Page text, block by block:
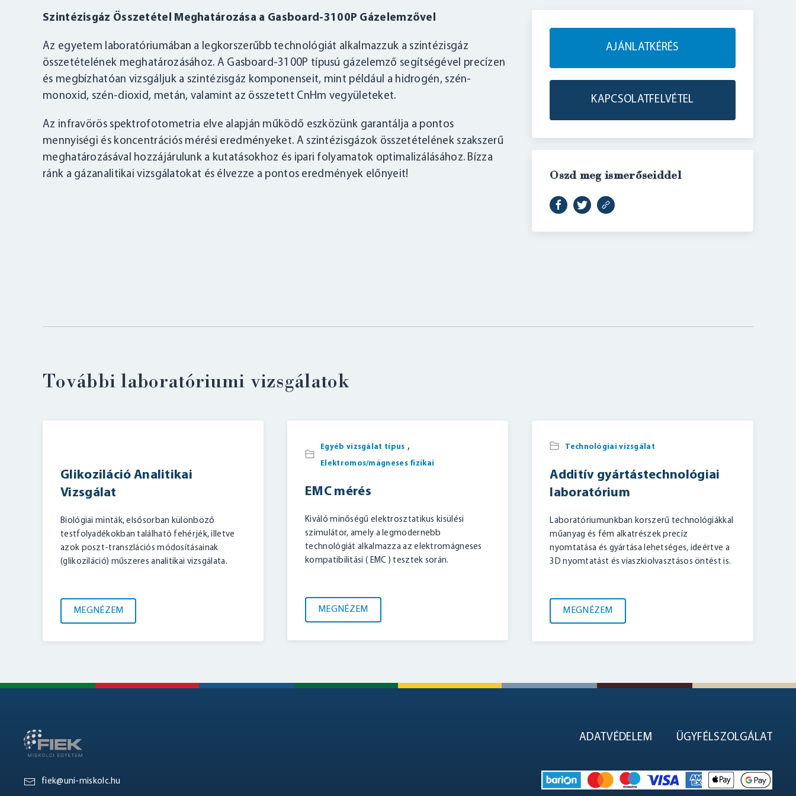
BELÉPÉS
Szintézisgáz Összetétel Meghatározása a Gasboard-3100P Gázelemzővel
Az egyetem laboratóriumában a legkorszerűbb technológiát alkalmazzuk a szintézisgáz
összetételének meghatározásához. A Gasboard-3100P típusú gázelemző segítségével precízen
és megbízhatóan vizsgáljuk a szintézisgáz komponenseit, mint például a hidrogén, szén-
monoxid, szén-dioxid, metán, valamint az összetett CnHm vegyületeket.
Az infravörös spektrofotometria elve alapján működő eszközünk garantálja a pontos
mennyiségi és koncentrációs mérési eredményeket. A szintézisgázok összetételének szakszerű
meghatározásával hozzájárulunk a kutatásokhoz és ipari folyamatok optimalizálásához. Bízza
ránk a gázanalitikai vizsgálatokat és élvezze a pontos eredmények előnyeit!
AJÁNLATKÉRÉS
KAPCSOLATFELVÉTEL
Oszd meg ismerőseiddel
További laboratóriumi vizsgálatok
Glikoziláció Analitikai
Vizsgálat
Biológiai minták, elsősorban különböző
testfolyadékokban található fehérjék, illetve
azok poszt-transzlációs módosításainak
(glikoziláció) műszeres analitikai vizsgálata.
MEGNÉZEM
Egyéb vizsgálat típus ,
Elektromos/mágneses fizikai
EMC mérés
Kiváló minőségű elektrosztatikus kisülési
szimulátor, amely a legmodernebb
technológiát alkalmazza az elektromágneses
kompatibilitási ( EMC ) tesztek során.
MEGNÉZEM
Technológiai vizsgálat
Additív gyártástechnológiai
laboratórium
Laboratóriumunkban korszerű technológiákkal
műanyag és fém alkatrészek precíz
nyomtatása és gyártása lehetséges, ideértve a
3D nyomtatást és viaszkiolvasztásos öntést is.
MEGNÉZEM
fiek@uni-miskolc.hu
ADATVÉDELEM ÜGYFÉLSZOLGÁLAT